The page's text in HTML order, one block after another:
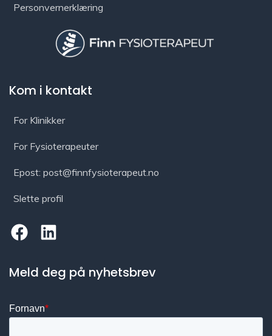
Personvernerklæring
Kom i kontakt
For Klinikker
For Fysioterapeuter
Epost: post@finnfysioterapeut.no
Slette profil
Meld deg på nyhetsbrev